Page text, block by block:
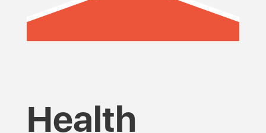
Health